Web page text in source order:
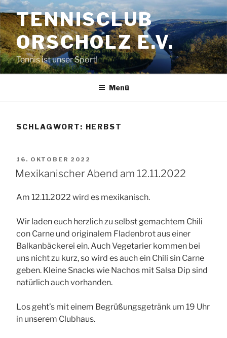
Zum
Inhalt
springenTENNISCLUB
ORSCHOLZ E.V.
Tennis ist unser Sport!
Menü
SCHLAGWORT: HERBST
VERÖFFENTLICHT
AM
16. OKTOBER 2022
Mexikanischer Abend am 12.11.2022
Am 12.11.2022 wird es mexikanisch.
Wir laden euch herzlich zu selbst gemachtem Chili
con Carne und originalem Fladenbrot aus einer
Balkanbäckerei ein. Auch Vegetarier kommen bei
uns nicht zu kurz, so wird es auch ein Chili sin Carne
geben. Kleine Snacks wie Nachos mit Salsa Dip sind
natürlich auch vorhanden.
Los geht’s mit einem Begrüßungsgetränk um 19 Uhr
in unserem Clubhaus.